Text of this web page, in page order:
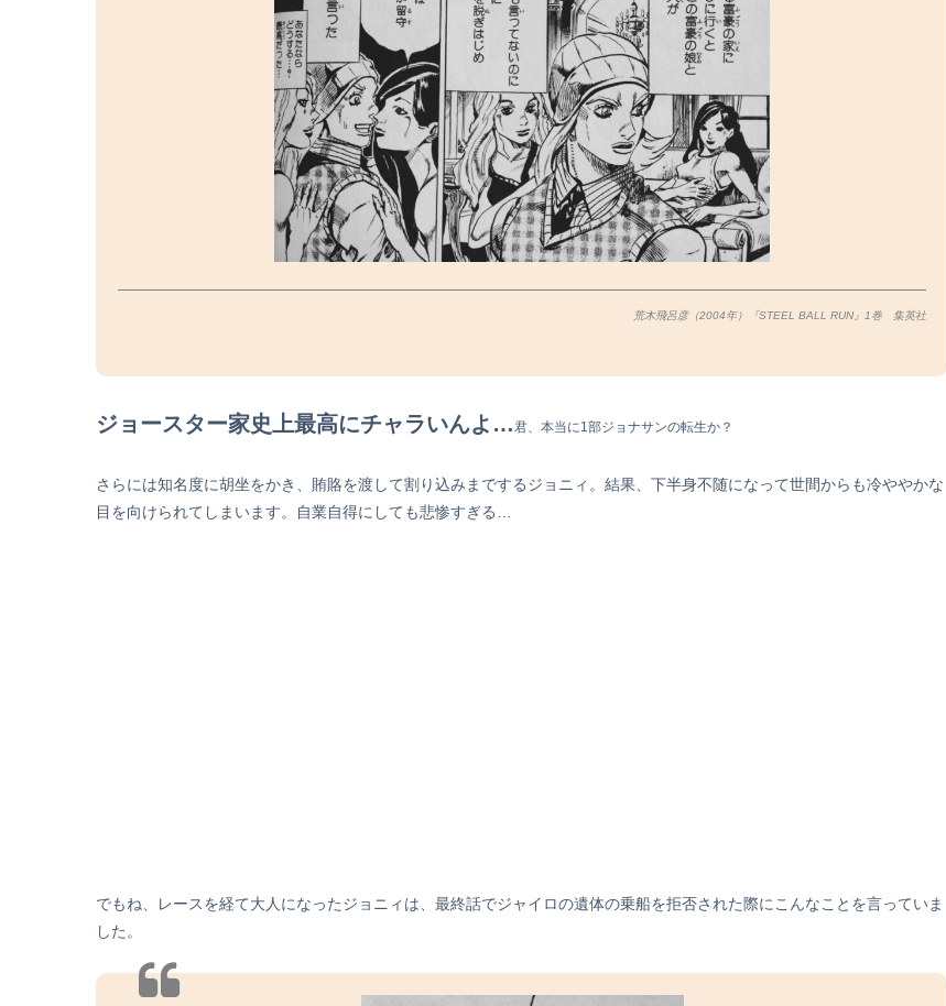
荒木飛呂彦（2004年）『STEEL BALL RUN』1巻 集英社
ジョースター家史上最高にチャラいんよ…君、本当に1部ジョナサンの転生か？
さらには知名度に胡坐をかき、賄賂を渡して割り込みまでするジョニィ。結果、下半身不随になって世間からも冷ややかな
目を向けられてしまいます。自業自得にしても悲惨すぎる…
でもね、レースを経て大人になったジョニィは、最終話でジャイロの遺体の乗船を拒否された際にこんなことを言っていま
した。